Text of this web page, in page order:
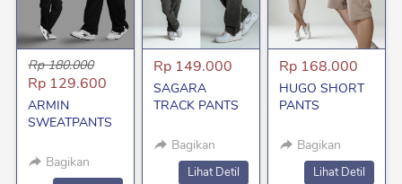
Rp 180.000
Rp 129.600
ARMIN
SWEATPANTS
Bagikan
Rp 149.000
SAGARA
TRACK PANTS
Bagikan
`Lihat Detil
Rp 168.000
HUGO SHORT
PANTS
Bagikan
`Lihat Detil